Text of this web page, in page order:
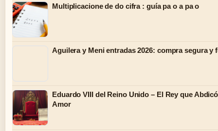
Multiplicacione de do cifra : guía pa o a pa o
Aguilera y Meni entradas 2026: compra segura y
Eduardo VIII del Reino Unido – El Rey que
Amor